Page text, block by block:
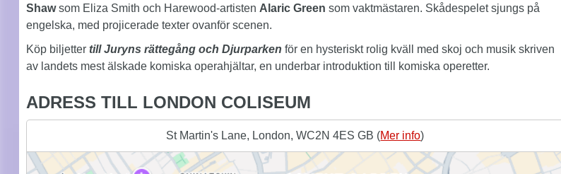
Shawsom Eliza Smith och Harewood-artisten Alaric Green som vaktmästaren. Skådespelet sjungs på
engelska, med projicerade texter ovanför scenen.
Köp biljetter till Juryns rättegång och Djurparken för en hysteriskt rolig kväll med skoj och musik skriven
av landets mest älskade komiska operahjältar, en underbar introduktion till komiska operetter.
ADRESS TILL LONDON COLISEUM
St Martin's Lane, London, WC2N 4ES GB (Mer info)